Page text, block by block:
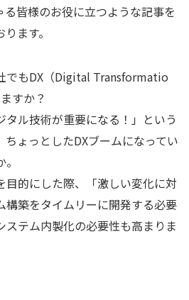
皆様のお役に立つような記事を
ます。
でもDX（Digital Transformatio
すか？
タル技術が重要になる！」という
ょっとしたDXブームになってい
目的にした際、「激しい変化に対
構築をタイムリーに開発する必要
テム内製化の必要性も高まりま